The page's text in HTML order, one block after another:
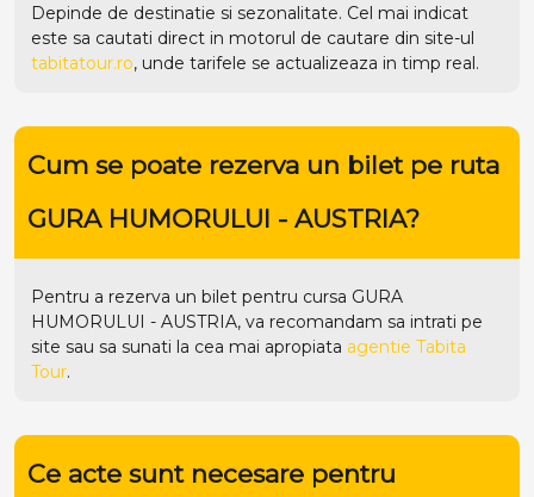
Depinde de destinatie si sezonalitate. Cel mai indicat
este sa cautati direct in motorul de cautare din site-ul
tabitatour.ro, unde tarifele se actualizeaza in timp real.
Cum se poate rezerva un bilet pe ruta
GURA HUMORULUI - AUSTRIA?
Pentru a rezerva un bilet pentru cursa GURA
HUMORULUI - AUSTRIA, va recomandam sa intrati pe
site sau sa sunati la cea mai apropiata agentie Tabita
Tour.
Ce acte sunt necesare pentru